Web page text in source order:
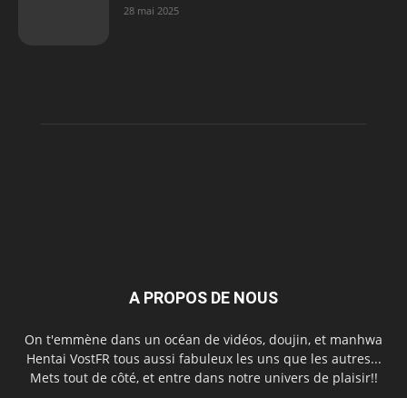
28 mai 2025
A PROPOS DE NOUS
On t'emmène dans un océan de vidéos, doujin, et manhwa
Hentai VostFR tous aussi fabuleux les uns que les autres...
Mets tout de côté, et entre dans notre univers de plaisir!!